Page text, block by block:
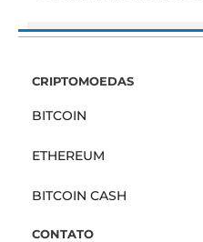
CRIPTOMOEDAS
BITCOIN
ETHEREUM
BITCOIN CASH
CONTATO